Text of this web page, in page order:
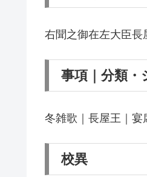
右聞之御在左大臣長
事項｜分類・
冬雑歌｜長屋王｜宴
校異